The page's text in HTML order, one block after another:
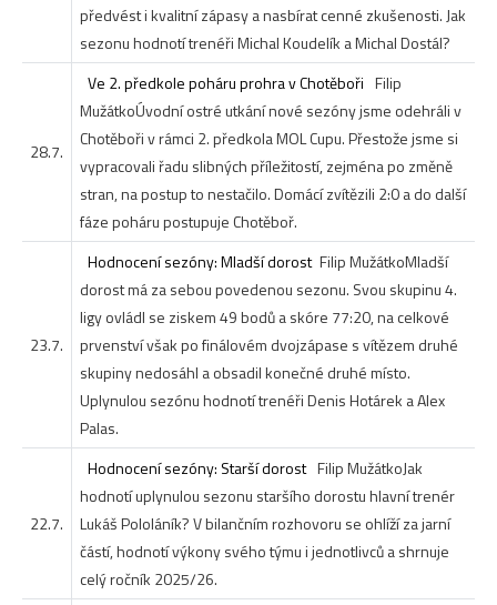
předvést i kvalitní zápasy a nasbírat cenné zkušenosti. Jak
sezonu hodnotí trenéři Michal Koudelík a Michal Dostál?
28.7.
Ve 2. předkole poháru prohra v Chotěboři Filip
MužátkoÚvodní ostré utkání nové sezóny jsme odehráli v
Chotěboři v rámci 2. předkola MOL Cupu. Přestože jsme si
vypracovali řadu slibných příležitostí, zejména po změně
stran, na postup to nestačilo. Domácí zvítězili 2:0 a do další
fáze poháru postupuje Chotěboř.
23.7.
Hodnocení sezóny: Mladší dorost Filip MužátkoMladší
dorost má za sebou povedenou sezonu. Svou skupinu 4.
ligy ovládl se ziskem 49 bodů a skóre 77:20, na celkové
prvenství však po finálovém dvojzápase s vítězem druhé
skupiny nedosáhl a obsadil konečné druhé místo.
Uplynulou sezónu hodnotí trenéři Denis Hotárek a Alex
Palas.
22.7.
Hodnocení sezóny: Starší dorost Filip MužátkoJak
hodnotí uplynulou sezonu staršího dorostu hlavní trenér
Lukáš Pololáník? V bilančním rozhovoru se ohlíží za jarní
částí, hodnotí výkony svého týmu i jednotlivců a shrnuje
celý ročník 2025/26.